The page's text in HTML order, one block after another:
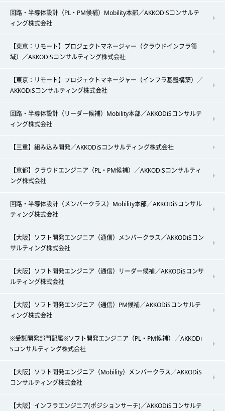
回路・半導体設計（PL・PM候補）Mobility本部／AKKODiSコンサルテ
ィング株式会社
【東京：リモート】プロジェクトマネージャー（クラウドインフラ領
域）／AKKODiSコンサルティング株式会社
【東京：リモート】プロジェクトマネージャー（インフラ基盤構築）／
AKKODiSコンサルティング株式会社
回路・半導体設計（リーダー候補）Mobility本部／AKKODiSコンサルテ
ィング株式会社
【三重】組み込み開発／AKKODiSコンサルティング株式会社
【京都】クラウドエンジニア（PL・PM候補）／AKKODiSコンサルティ
ング株式会社
回路・半導体設計（メンバークラス）Mobility本部／AKKODiSコンサル
ティング株式会社
【大阪】ソフト開発エンジニア（通信）メンバークラス／AKKODiSコン
サルティング株式会社
【大阪】ソフト開発エンジニア（通信）リーダー候補／AKKODiSコンサ
ルティング株式会社
【大阪】ソフト開発エンジニア（通信）PM候補／AKKODiSコンサルテ
ィング株式会社
※受託開発部門配属※ソフト開発エンジニア（PL・PM候補）／AKKODi
Sコンサルティング株式会社
【大阪】ソフト開発エンジニア（Mobility）メンバークラス／AKKODiS
コンサルティング株式会社
【大阪】インフラエンジニア(ポジションサーチ)／AKKODiSコンサルテ